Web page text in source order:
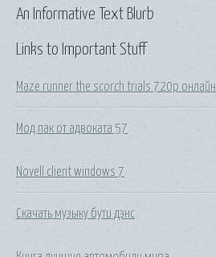
Links to Important Stuff
Maze runner the scorch trials 720p онлайн
Мод пак от адвоката 57
Novell client windows 7
Скачать музыку бути дэнс
An Informative Text Blurb